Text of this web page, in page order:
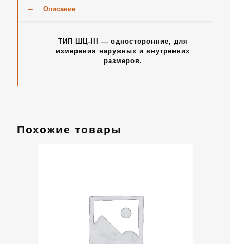
Описание
ТИП ШЦ-III — односторонние, для
измерения наружных и внутренних
размеров.
Похожие товары